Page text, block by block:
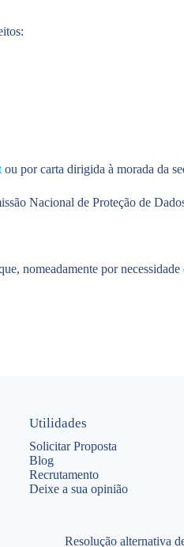
ou por carta dirigida à morada da
Nacional de Proteção de
nomeadamente por
Utilidades
Solicitar Proposta
Blog
Recrutamento
Deixe a sua opinião
Resolução alternativa